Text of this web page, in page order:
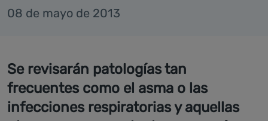
08 de mayo de 2013
Se revisarán patologías tan
frecuentes como el asma o las
infecciones respiratorias y aquellas